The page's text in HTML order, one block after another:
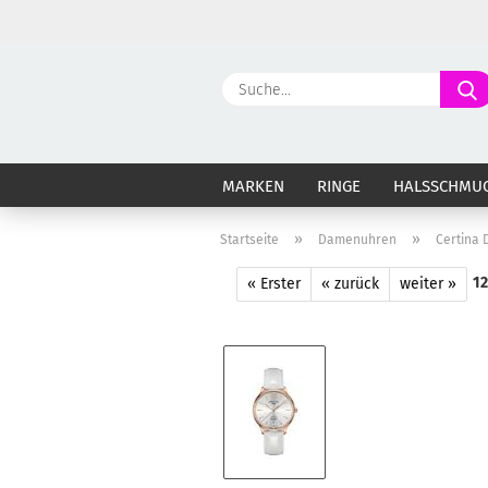
MARKEN RINGE
Startseite » Damenuhren » Certina
« Erster « zurück weiter »